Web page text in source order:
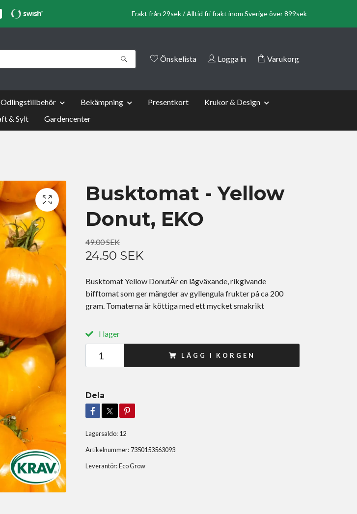
Frakt från 29sek / Alltid fri frakt inom Sverige över 899sek
Önskelista Logga in Varukorg
Odlingstillbehör Bekämpning Presentkort
Krukor & Design
& Sylt
Gardencenter
Busktomat - Yellow
Donut, EKO
49.00 SEK
24.50 SEK
Busktomat Yellow DonutÄr en lågväxande, rikgivande
bifftomat som ger mängder av gyllengula frukter på ca 200
gram. Tomaterna är köttiga med ett mycket smakrikt
I lager
LÄGG I KORGEN
Dela
Lagersaldo: 12
Artikelnummer: 7350153563093
Leverantör:Eco Grow